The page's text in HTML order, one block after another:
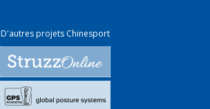
D'autres projets Chinesport